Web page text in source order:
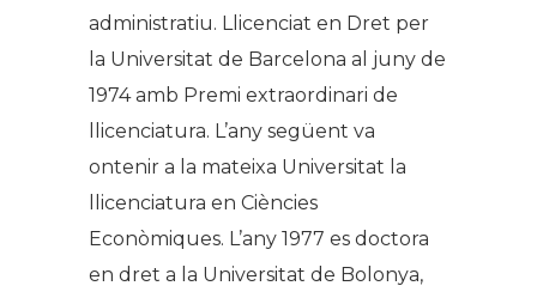
administratiu. Llicenciat en Dret per
la Universitat de Barcelona al juny de
1974 amb Premi extraordinari de
llicenciatura. L’any següent va
ontenir a la mateixa Universitat la
llicenciatura en Ciències
Econòmiques. L’any 1977 es doctora
en dret a la Universitat de Bolonya,